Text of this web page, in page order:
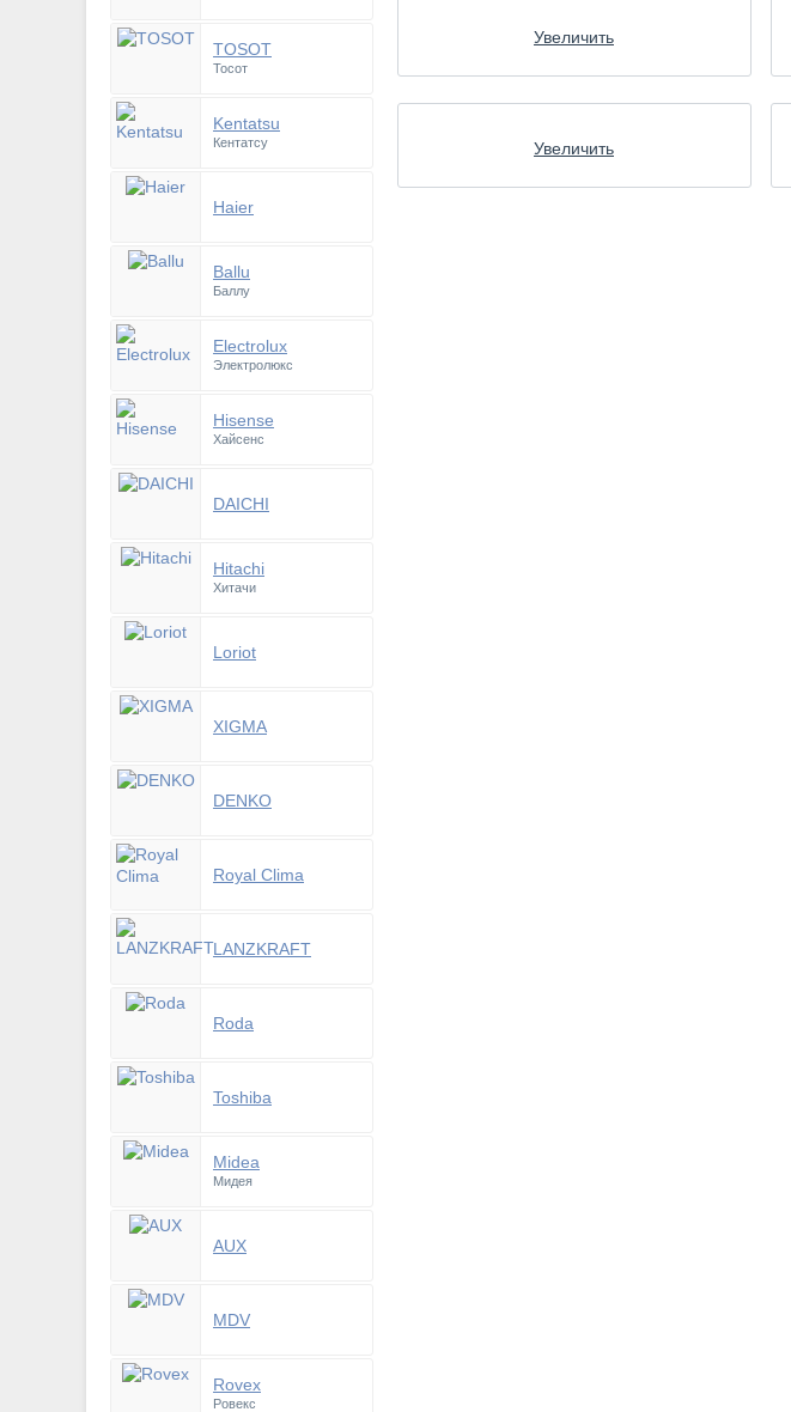
Увеличить
Увеличить
TOSOT
Тосот
Kentatsu
Кентатсу
Haier
Ballu
Баллу
Electrolux
Электролюкс
Hisense
Хайсенс
DAICHI
Hitachi
Хитачи
Loriot
XIGMA
DENKO
Royal Clima
LANZKRAFT
Roda
Toshiba
Midea
Мидея
AUX
MDV
Rovex
Ровекс